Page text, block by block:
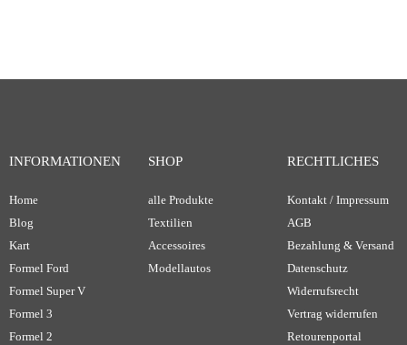
INFORMATIONEN
Home
Blog
Kart
Formel Ford
Formel Super V
Formel 3
Formel 2
SHOP
alle Produkte
Textilien
Accessoires
Modellautos
RECHTLICHES
Kontakt / Impressum
AGB
Bezahlung & Versand
Datenschutz
Widerrufsrecht
Vertrag widerrufen
Retourenportal